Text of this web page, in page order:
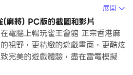
正宗香港麻雀(麻將)，您可以在大螢
和鍵盤操控應用程式比用觸摸屏
永遠不必擔心設備的電量問題。
甚至可以在PC上運行多個應用程
展開
麻將) PC版的截圖和影片
電腦上暢玩雀王會館 正宗香港麻
視野，更精緻的遊戲畫面，更酷炫
完美的遊戲體驗，盡在雷電模擬